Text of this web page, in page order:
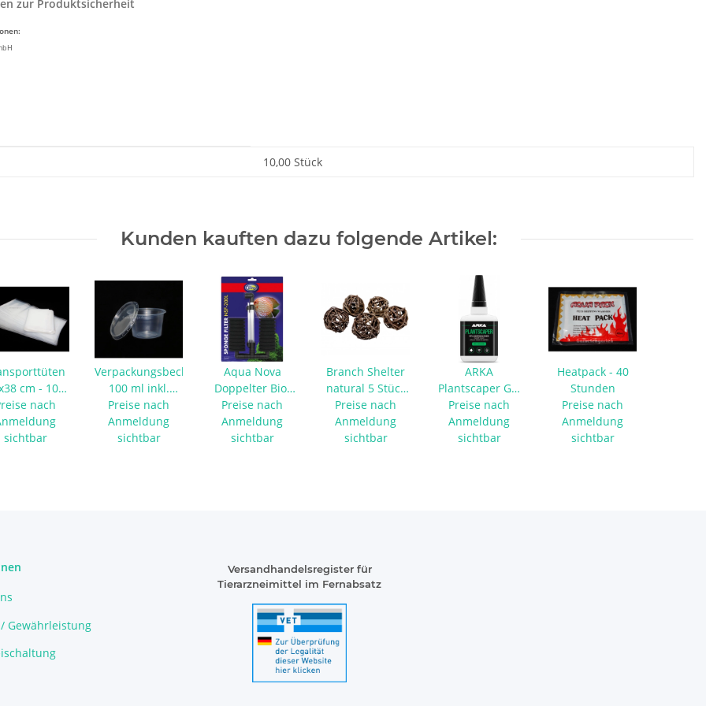
zur Produktsicherheit
10,00 Stück
Kunden kauften dazu folgende Artikel:
cm - 100
Stücknach
sichtbar
Verpackungsbecher
100 ml inkl.
Deckel - 10
Stück
Preise nach
Anmeldung
sichtbar
Aqua Nova
Doppelter Bio-
Schwammfilter
NSF-200L
Preise nach
Anmeldung
sichtbar
Branch Shelter
natural 5 Stück
S
Preise nach
Anmeldung
sichtbar
ARKA
Plantscaper Gel
50 g |
Sekundenkleber
Preise nach
Anmeldung
sichtbar
Heatpack - 40
Stunden
Preise nach
Anmeldung
sichtbar
Gewährleistung
Versandhandelsregister für
Tierarzneimittel im Fernabsatz